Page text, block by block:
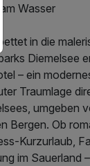
Wasser
in die
Diemelsee
– ein
Traumlage
umgeben
Bergen. Ob
Kurzurlaub,
im Sauerland